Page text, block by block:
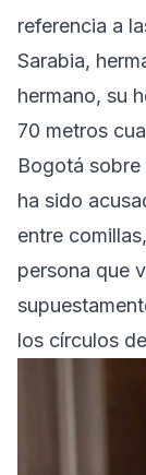
referencia a
Sarabia,
hermano, su
70 metros
Bogotá
ha sido
entre
persona que
los círculos